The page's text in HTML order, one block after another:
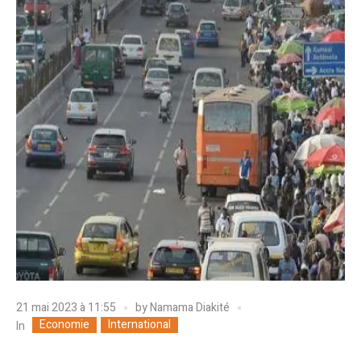
21 mai 2023 à 11:55 byNamama Diakité
In
Economie International